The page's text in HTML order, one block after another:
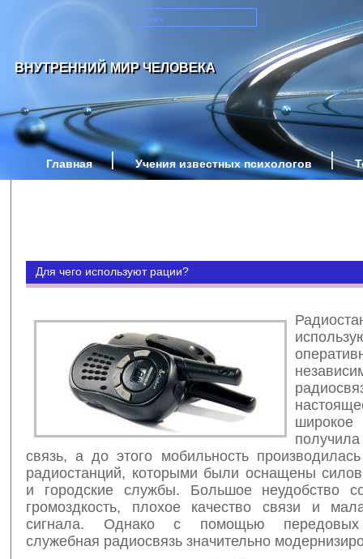
ВНУТРЕННИЙ МИР ЧЕЛОВЕКА
Главная Учения известных психологов
Для чего используют рации?
связь, а до этого мобильность
радиостанций, которыми были оснащены
и городские службы. Большое неудобство
громоздкость, плохое качество связи и
сигнала. Однако с помощью передовых
служебная радиосвязь значительно